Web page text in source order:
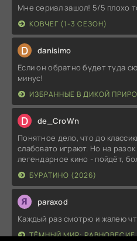
Мне сериал зашол! 5/5 плохо
КОВЧЕГ (1-3 СЕЗОН)
D danisimo
Если он обратно будет туда
минус!
ИЗБРАННЫЕ В ДИКОЙ
D de_CroWn
Понятное дело, что до
слабовато играют. Но на
легендарное кино - пойдёт,
БУРАТИНО (2026)
paraxod
Каждый раз смотрю и жалею
ТЁМНЫЙ МИР: РАВНОВЕСИЕ